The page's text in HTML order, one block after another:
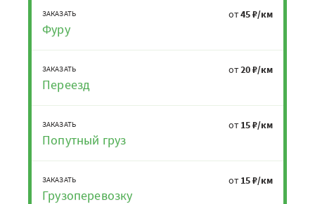
ЗАКАЗАТЬ
Фуру
от45 ₽/км
ЗАКАЗАТЬ
Переезд
от20 ₽/км
ЗАКАЗАТЬ
Попутный груз
от 15 ₽/км
ЗАКАЗАТЬ
Грузоперевозку
от 15 ₽/км